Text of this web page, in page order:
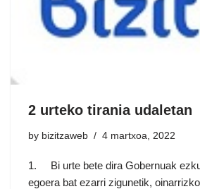
2 urteko tirania udaletan
by bizitzaweb 4 martxoa, 2022
1. Bi urte bete dira Gobernuak
egoera bat ezarri zigunetik,